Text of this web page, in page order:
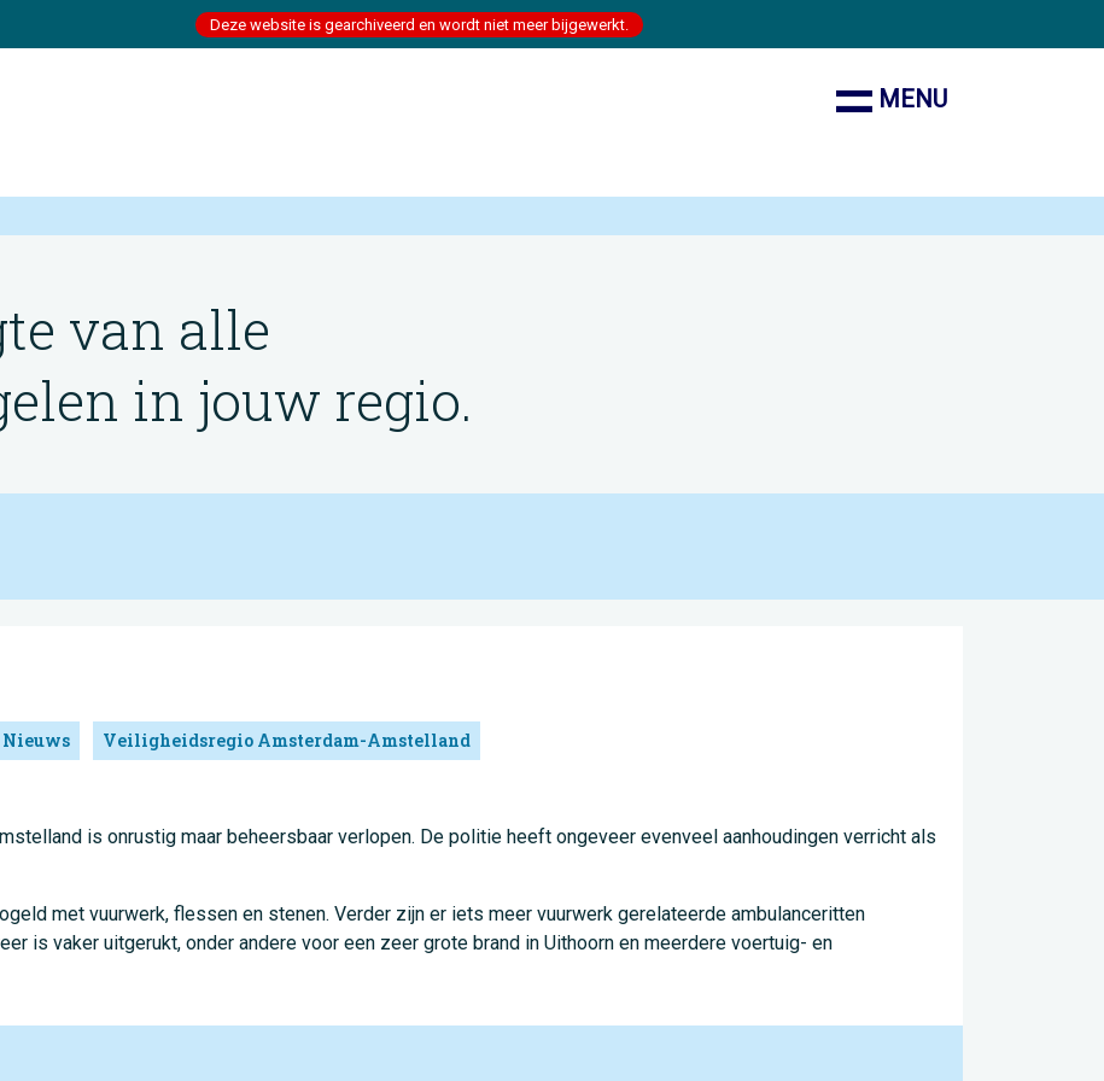
Deze website is gearchiveerd en wordt niet meer bijgewerkt.
MENU
van alle
in jouw regio.
Nieuws Veiligheidsregio Amsterdam-Amstelland
is onrustig maar beheersbaar verlopen. De politie heeft ongeveer evenveel aanhoudingen verricht als
met vuurwerk, flessen en stenen. Verder zijn er iets meer vuurwerk gerelateerde ambulanceritten
is vaker uitgerukt, onder andere voor een zeer grote brand in Uithoorn en meerdere voertuig- en